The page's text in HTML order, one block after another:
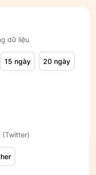
dữ liệu
15 ngày 20 ngày
(Twitter)